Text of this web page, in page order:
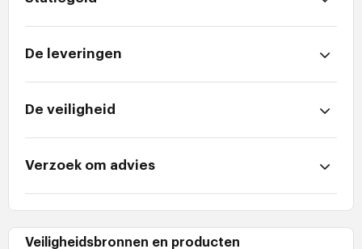
De leveringen
De veiligheid
Verzoek om advies
Veiligheidsbronnen en producten